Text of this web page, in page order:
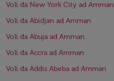
Voli da New York City ad Amman
Voli da Abidjan ad Amman
Voli da Abuja ad Amman
Voli da Accra ad Amman
Voli da Addis Abeba ad Amman